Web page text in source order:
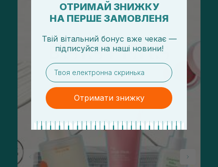
ОТРИМАЙ ЗНИЖКУ
НА ПЕРШЕ ЗАМОВЛЕНЯ
Твій вітальний бонус вже чекає —
підписуйся на наші новини!
email
Отримати знижку